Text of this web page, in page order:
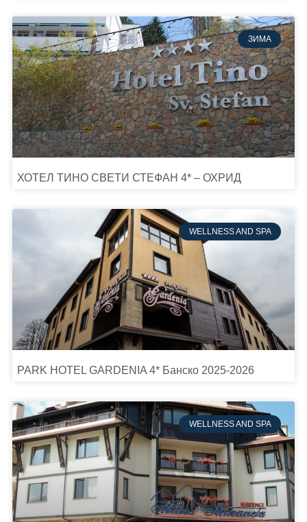
ЗИМА
ХОТЕЛ ТИНО СВЕТИ СТЕФАН 4* – ОХРИД
WELLNESS AND SPA
PARK HOTEL GARDENIA 4* Банско 2025-2026
WELLNESS AND SPA